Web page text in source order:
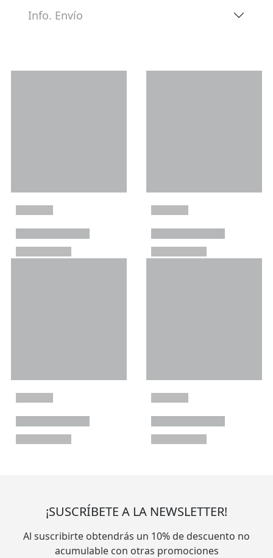
Info. Envío
¡SUSCRÍBETE A LA NEWSLETTER!
Al suscribirte obtendrás un 10% de descuento no
acumulable con otras promociones